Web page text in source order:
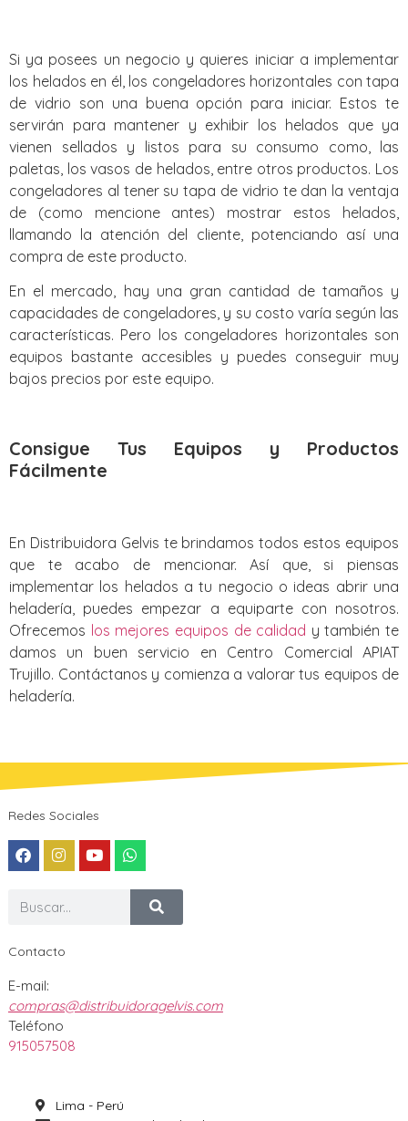
Si ya posees un negocio y quieres iniciar a implementar
los helados en él, los congeladores horizontales con tapa
de vidrio son una buena opción para iniciar. Estos te
servirán para mantener y exhibir los helados que ya
vienen sellados y listos para su consumo como, las
paletas, los vasos de helados, entre otros productos. Los
congeladores al tener su tapa de vidrio te dan la ventaja
de (como mencione antes) mostrar estos helados,
llamando la atención del cliente, potenciando así una
compra de este producto.
En el mercado, hay una gran cantidad de tamaños y
capacidades de congeladores, y su costo varía según las
características. Pero los congeladores horizontales son
equipos bastante accesibles y puedes conseguir muy
bajos precios por este equipo.
Consigue Tus Equipos y Productos
Fácilmente
En Distribuidora Gelvis te brindamos todos estos equipos
que te acabo de mencionar. Así que, si piensas
implementar los helados a tu negocio o ideas abrir una
heladería, puedes empezar a equiparte con nosotros.
Ofrecemos los mejores equipos de calidad y también te
damos un buen servicio en Centro Comercial APIAT
Trujillo. Contáctanos y comienza a valorar tus equipos de
heladería.
Redes Sociales
Contacto
E-mail:
compras@distribuidoragelvis.com
Teléfono
915057508
Lima - Perú